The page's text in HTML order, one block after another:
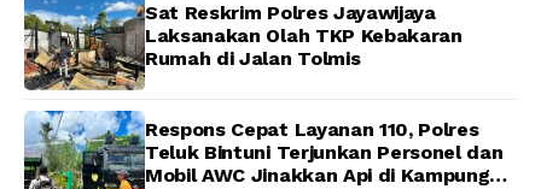
Sat Reskrim Polres Jayawijaya
Laksanakan Olah TKP Kebakaran
Rumah di Jalan Tolmis
Respons Cepat Layanan 110, Polres
Teluk Bintuni Terjunkan Personel dan
Mobil AWC Jinakkan Api di Kampung